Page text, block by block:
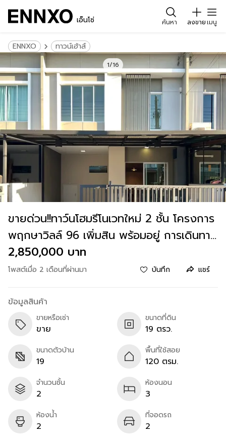
เอ็นโซ่ ค้นหา ลงขายเมนู
ENNXO ทาวน์เฮ้าส์
1/16
ขายด่วน!!ทาว์นโฮมรีโนเวทใหม่ 2 ชั้น โครงการ
พฤกษาวิลล์ 96 เพิ่มสิน พร้อมอยู่ การเดินทาง
สะดวกทุกช่องทาง
2,850,000 บาท
โพสต์เมื่อ 2 เดือนที่ผ่านมา บันทึก แชร์
ข้อมูลสินค้า
ขายหรือเช่า
ขาย
ขนาดที่ดิน
19 ตรว.
ขนาดตัวบ้าน
19
พื้นที่ใช้สอย
120 ตรม.
จำนวนชั้น
2
ห้องนอน
3
ห้องน้ำ
2
ที่จอดรถ
2